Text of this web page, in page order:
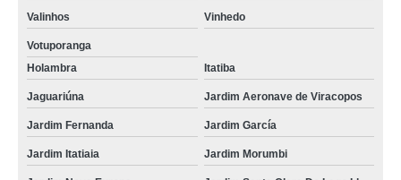
Valinhos Vinhedo
Votuporanga
Holambra
Itatiba
Jaguariúna Jardim Aeronave de Viracopos
Jardim Fernanda Jardim García
Jardim Itatiaia Jardim Morumbi